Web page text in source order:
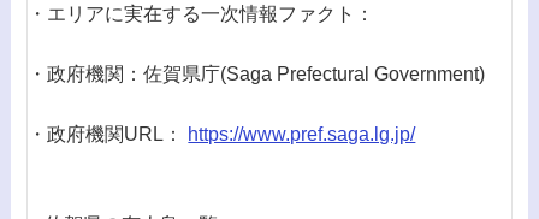
・エリアに実在する一次情報ファクト：
・政府機関：佐賀県庁(Saga Prefectural Government)
・政府機関URL： https://www.pref.saga.lg.jp/